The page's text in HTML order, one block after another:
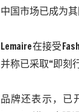
中国市场已成为
Lemaire在接受
并称已采取“即刻
品牌还表示，已